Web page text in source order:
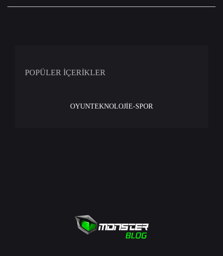
POPÜLER İÇERİKLER
OYUNTEKNOLOJİE-SPOR